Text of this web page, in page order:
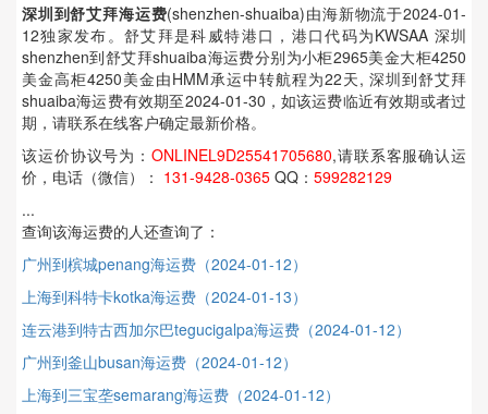
深圳到舒艾拜海运费(shenzhen-shuaiba)由海新物流于2024-01-
12独家发布。舒艾拜是科威特港口，港口代码为KWSAA 深圳
shenzhen到舒艾拜shuaiba海运费分别为小柜2965美金大柜4250
美金高柜4250美金由HMM承运中转航程为22天, 深圳到舒艾拜
shuaiba海运费有效期至2024-01-30，如该运费临近有效期或者过
期，请联系在线客户确定最新价格。
该运价协议号为： ONLINEL9D25541705680,请联系客服确认运
价，电话（微信）： 131-9428-0365 QQ： 599282129
...
查询该海运费的人还查询了：
广州到槟城penang海运费（2024-01-12）
上海到科特卡kotka海运费（2024-01-13）
连云港到特古西加尔巴tegucigalpa海运费（2024-01-12）
广州到釜山busan海运费（2024-01-12）
上海到三宝垄semarang海运费（2024-01-12）